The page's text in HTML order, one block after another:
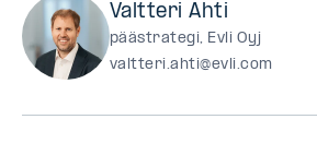
Valtteri Ahti
päästrategi, Evli Oyj
valtteri.ahti@evli.com